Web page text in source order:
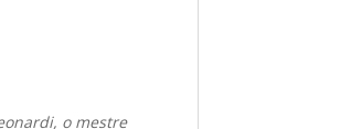
o mestre